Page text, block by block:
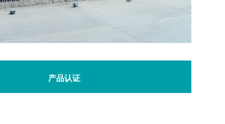
产品认证